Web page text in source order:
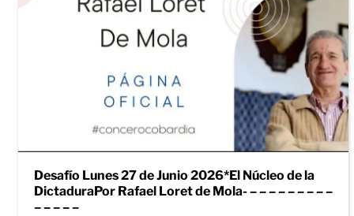
Desafío Lunes 27 de Junio 2026*El Núcleo de la
DictaduraPor Rafael Loret de Mola- – – – – – – – – –
– – – – –